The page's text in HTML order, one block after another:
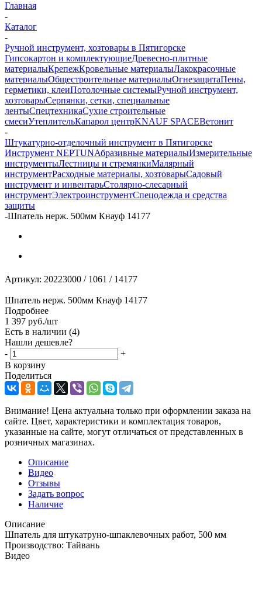
Главная
-
Каталог
-
Ручной инструмент, хозтовары в Пятигорске
Гипсокартон и комплектующиеДревесно-плитные
материалыКрепежКровельные материалыЛакокрасочные
материалыОбщестроительные материалыОгнезащитаПены,
герметики, клеиПотолочные системыРучной инструмент,
хозтоварыСерпянки, сетки, специальные
лентыСпецтехникаСухие строительные
смесиУтеплительКапарол центрKNAUF SPACEВетонит
-
Штукатурно-отделочный инструмент в Пятигорске
Инструмент NEPTUNАбразивные материалыИзмерительные
инструментыЛестницы и стремянкиМалярный
инструментРасходные материалы, хозтоварыСадовый
инструмент и инвентарьСтолярно-слесарный
инструментЭлектроинструментСпецодежда и средства
защиты
-Шпатель нерж. 500мм Кнауф 14177
Артикул: 20223000 / 1061 / 14177
Шпатель нерж. 500мм Кнауф 14177
Подробнее
1 397 руб./шт
Есть в наличии (4)
Нашли дешевле?
-
+
В корзину
Поделиться
Внимание! Цена актуальна только при оформлении заказа на
сайте. Цвет, характеристики и комплектация товаров,
указанные на сайте, могут отличаться от представленных в
розничных магазинах.
Описание
Видео
Отзывы
Задать вопрос
Наличие
Описание
Шпатель для штукатруно-шпаклевочных работ, 500 мм
Производство: Тайвань
Видео